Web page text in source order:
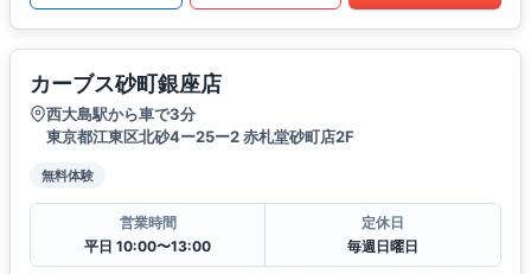
カーブス砂町銀座店
西大島駅から車で3分
東京都江東区北砂4ー25ー2 赤札堂砂町店2F
無料体験
営業時間
平日 10:00〜13:00
定休日
毎週日曜日